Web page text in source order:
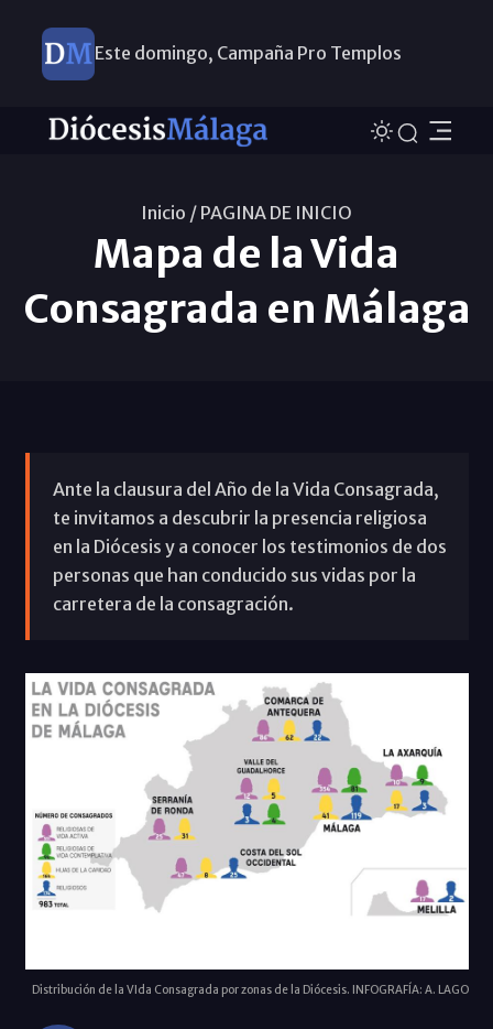
Este domingo, Campaña Pro Templos
Inicio / PAGINA DE INICIO
Mapa de la Vida
Consagrada en Málaga
Ante la clausura del Año de la Vida Consagrada,
te invitamos a descubrir la presencia religiosa
en la Diócesis y a conocer los testimonios de dos
personas que han conducido sus vidas por la
carretera de la consagración.
Distribución de la VIda Consagrada por zonas de la Diócesis. INFOGRAFÍA: A. LAGO